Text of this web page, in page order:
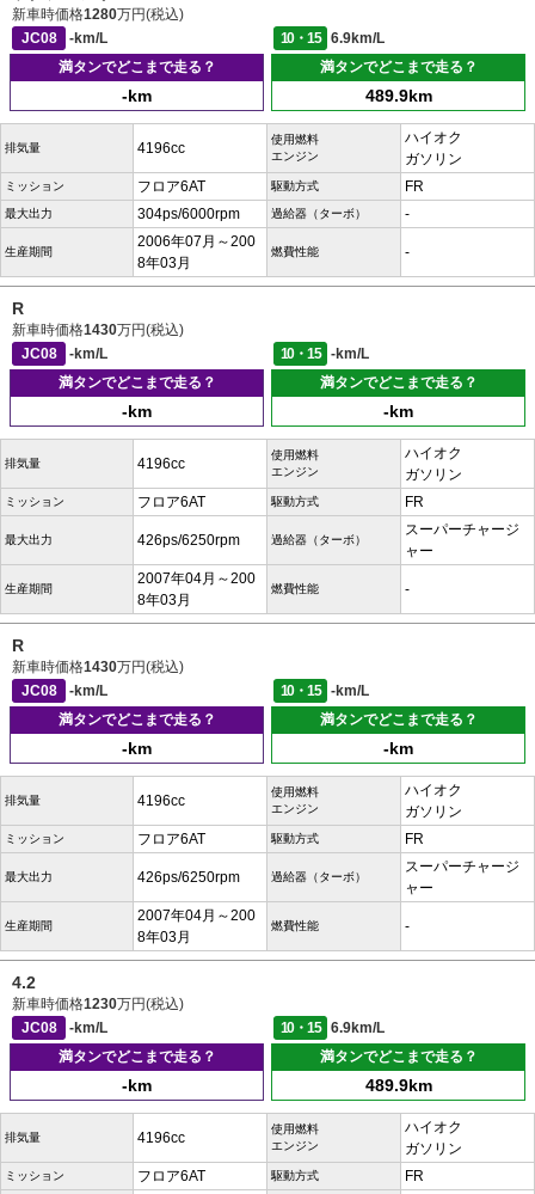
新車時価格1280万円(税込)
JC08
-km/L 10・15
6.9km/L
満タンでどこまで走る？
-km
満タンでどこまで走る？
489.9km
排気量 4196cc
使用燃料
エンジン
ハイオク
ガソリン
ミッション フロア6AT 駆動方式 FR
最大出力 304ps/6000rpm 過給器（ターボ） -
生産期間
2006年07月～200
8年03月
燃費性能 -
R
新車時価格1430万円(税込)
JC08
-km/L 10・15
-km/L
満タンでどこまで走る？
-km
満タンでどこまで走る？
-km
排気量 4196cc
使用燃料
エンジン
ハイオク
ガソリン
ミッション フロア6AT 駆動方式 FR
最大出力 426ps/6250rpm 過給器（ターボ）
スーパーチャージ
ャー
生産期間
2007年04月～200
8年03月
燃費性能 -
R
新車時価格1430万円(税込)
JC08
-km/L 10・15
-km/L
満タンでどこまで走る？
-km
満タンでどこまで走る？
-km
排気量 4196cc
使用燃料
エンジン
ハイオク
ガソリン
ミッション フロア6AT 駆動方式 FR
最大出力 426ps/6250rpm 過給器（ターボ）
スーパーチャージ
ャー
生産期間
2007年04月～200
8年03月
燃費性能 -
4.2
新車時価格1230万円(税込)
JC08
-km/L 10・15
6.9km/L
満タンでどこまで走る？
-km
満タンでどこまで走る？
489.9km
排気量 4196cc
使用燃料
エンジン
ハイオク
ガソリン
ミッション フロア6AT 駆動方式 FR